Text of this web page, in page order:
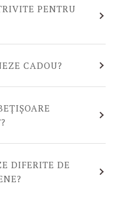
PENTRU
CADOU?
DIFERITE DE